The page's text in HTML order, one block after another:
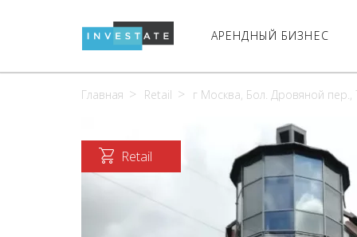
АРЕНДНЫЙ БИЗНЕС
Главная Retail г Москва, Бол. Дровяной пер.,
Retail